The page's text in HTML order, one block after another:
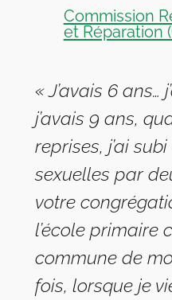
Commission
et Réparation
« J’avais 6 ans…
j’avais 9 ans,
reprises, j’ai
sexuelles par
votre
l’école primaire
commune de
fois, lorsque je